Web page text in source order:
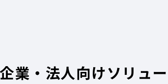
業・法人向けソリュ